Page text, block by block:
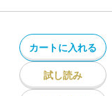
カートに入れる
試し読み